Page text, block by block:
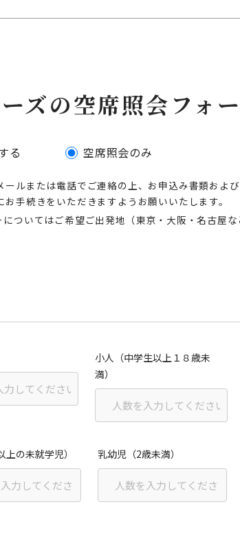
ズの空席照会フォ
る 空席照会のみ
ルまたは電話でご連絡の上、お申込み書類およ
手続きをいただきますようお願いいたします。
ついてはご希望ご出発地（東京・大阪・名古屋
小人（中学生以上１８歳未
満）
の未就学児） 乳幼児（2歳未満）